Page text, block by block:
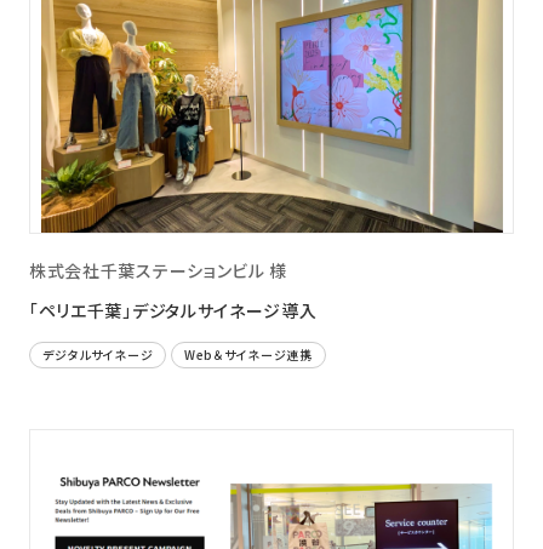
株式会社千葉ステーションビル 様
「ペリエ千葉」デジタルサイネージ導入
デジタルサイネージ Web＆サイネージ連携